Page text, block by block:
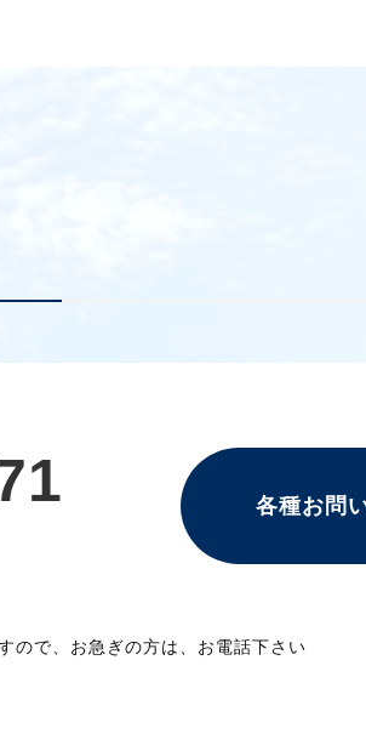
各種お問
ので、お急ぎの方は、お電話下さい